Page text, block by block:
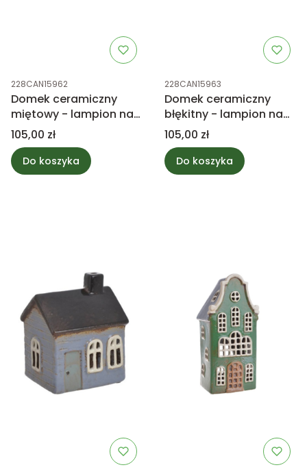
Kod produktu
228CAN15962
Domek ceramiczny
miętowy - lampion na
świeczkę
Cena
105,00 zł
Do koszyka
Kod produktu
228CAN15963
Domek ceramiczny
błękitny - lampion na
świeczkę
Cena
105,00 zł
Do koszyka